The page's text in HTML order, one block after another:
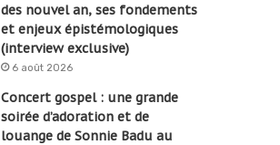
des nouvel an, ses fondements
et enjeux épistémologiques
(interview exclusive)
6 août 2026
Concert gospel : une grande
soirée d’adoration et de
louange de Sonnie Badu au